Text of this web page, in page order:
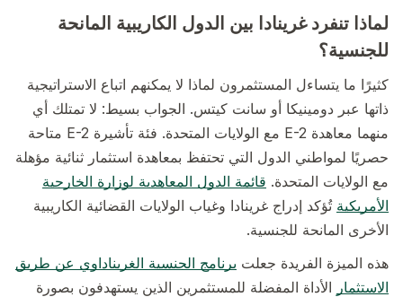
لماذا تنفرد غرينادا بين الدول الكاريبية المانحة
للجنسية؟
كثيرًا ما يتساءل المستثمرون لماذا لا يمكنهم اتباع الاستراتيجية
ذاتها عبر دومينيكا أو سانت كيتس. الجواب بسيط: لا تمتلك أي
منهما معاهدة E-2 مع الولايات المتحدة. فئة تأشيرة E-2 متاحة
حصريًا لمواطني الدول التي تحتفظ بمعاهدة استثمار ثنائية مؤهلة
مع الولايات المتحدة. قائمة الدول المعاهدية لوزارة الخارجية
الأمريكية تُؤكد إدراج غرينادا وغياب الولايات القضائية الكاريبية
الأخرى المانحة للجنسية.
هذه الميزة الفريدة جعلت برنامج الجنسية الغريناداوي عن طريق
الاستثمار الأداة المفضلة للمستثمرين الذين يستهدفون بصورة